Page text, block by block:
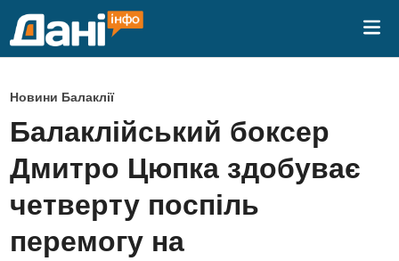
P
o
s
t
e
Новини Балаклії
Балаклійський боксер
Дмитро Цюпка здобуває
четверту поспіль
перемогу на